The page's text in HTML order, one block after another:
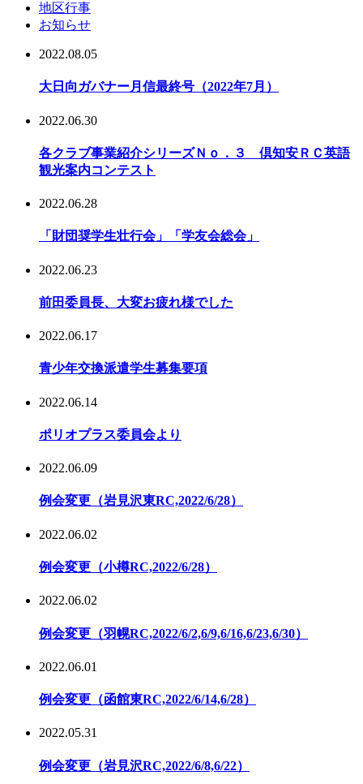
地区行事
お知らせ
2022.08.05
大日向ガバナー月信最終号（2022年7月）
2022.06.30
各クラブ事業紹介シリーズＮｏ．３ 倶知安ＲＣ英語
観光案内コンテスト
2022.06.28
「財団奨学生壮行会」「学友会総会」
2022.06.23
前田委員長、大変お疲れ様でした
2022.06.17
青少年交換派遣学生募集要項
2022.06.14
ポリオプラス委員会より
2022.06.09
例会変更（岩見沢東RC,2022/6/28）
2022.06.02
例会変更（小樽RC,2022/6/28）
2022.06.02
例会変更（羽幌RC,2022/6/2,6/9,6/16,6/23,6/30）
2022.06.01
例会変更（函館東RC,2022/6/14,6/28）
2022.05.31
例会変更（岩見沢RC,2022/6/8,6/22）